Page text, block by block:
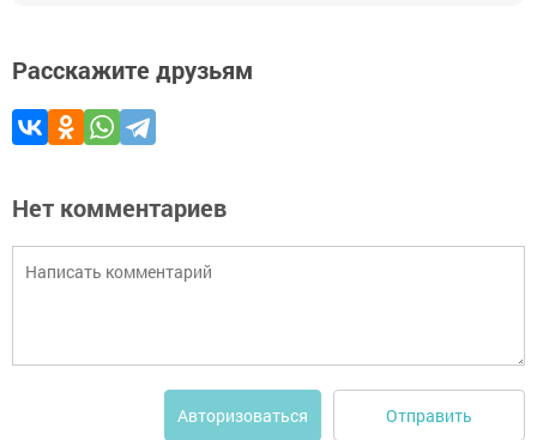
Расскажите друзьям
Нет комментариев
Авторизоваться Отправить